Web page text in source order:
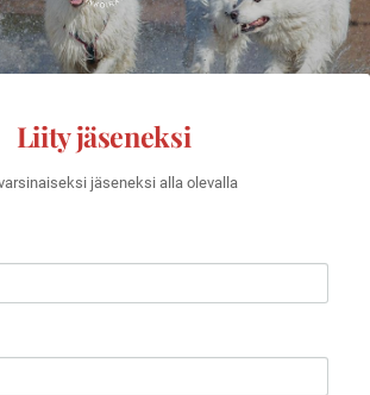
Liity jäseneksi
jäseneksi alla olevalla